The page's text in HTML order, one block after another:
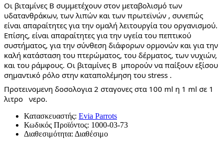
Οι βιταμίνες Β συμμετέχουν στον μεταβολισμό των
υδατανθράκων, των λιπών και των πρωτεϊνών , συνεπώς
είναι απαραίτητες για την ομαλή λειτουργία του οργανισμού.
Επίσης, είναι απαραίτητες για την υγεία του πεπτικού
συστήματος, για την σύνθεση διάφορων ορμονών και για την
καλή κατάσταση του πτερώματος, του δέρματος, των νυχιών,
και του ράμφους. Οι βιταμίνες Β  μπορούν να παίξουν εξίσου
σημαντικό ρόλο στην καταπολέμηση του stress .
Προτεινομενη δοσολογια 2 σταγονες στα 100 ml η 1 ml σε 1
λιτρο   νερο.
Κατασκευαστής: Evia Parrots
Κωδικός Προϊόντος: 1000-03-73
Διαθεσιμότητα: Διαθέσιμο